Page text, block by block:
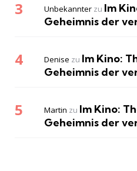
Unbekannter zu Im
Geheimnis der
Denise zu Im Kino:
Geheimnis der
Martin zu Im Kino:
Geheimnis der